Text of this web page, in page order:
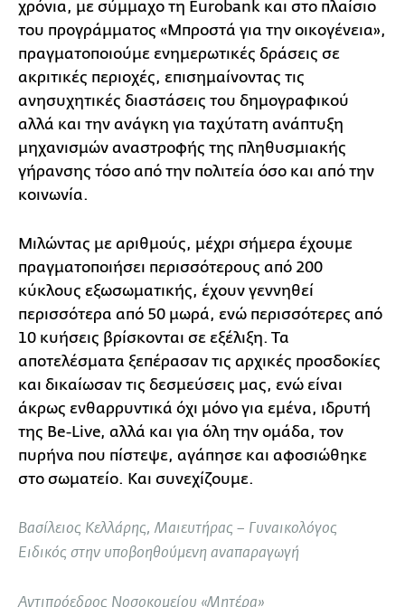
χρόνια, με σύμμαχο τη Eurobank και στο πλαίσιο
του προγράμματος «Μπροστά για την οικογένεια»,
πραγματοποιούμε ενημερωτικές δράσεις σε
ακριτικές περιοχές, επισημαίνοντας τις
ανησυχητικές διαστάσεις του δημογραφικού
αλλά και την ανάγκη για ταχύτατη ανάπτυξη
μηχανισμών αναστροφής της πληθυσμιακής
γήρανσης τόσο από την πολιτεία όσο και από την
κοινωνία.
Μιλώντας με αριθμούς, μέχρι σήμερα έχουμε
πραγματοποιήσει περισσότερους από 200
κύκλους εξωσωματικής, έχουν γεννηθεί
περισσότερα από 50 μωρά, ενώ περισσότερες από
10 κυήσεις βρίσκονται σε εξέλιξη. Τα
αποτελέσματα ξεπέρασαν τις αρχικές προσδοκίες
και δικαίωσαν τις δεσμεύσεις μας, ενώ είναι
άκρως ενθαρρυντικά όχι μόνο για εμένα, ιδρυτή
της Be-Live, αλλά και για όλη την ομάδα, τον
πυρήνα που πίστεψε, αγάπησε και αφοσιώθηκε
στο σωματείο. Και συνεχίζουμε.
Βασίλειος Κελλάρης, Μαιευτήρας – Γυναικολόγος
Ειδικός στην υποβοηθούμενη αναπαραγωγή
Αντιπρόεδρος Νοσοκομείου «Μητέρα»